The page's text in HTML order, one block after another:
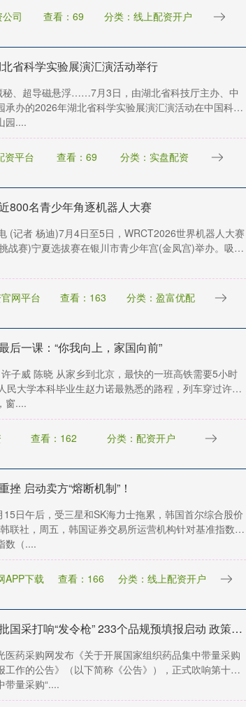
司 查看：69 分类：线上配资开户
省科学实验展演汇演活动举行
秘、超导磁悬浮……7月3日，由湖北省科技厅主办、中
承办的2026年湖北省科学实验展演汇演活动在中国科学
园....
资平台 查看：69 分类：实盘配资
800名青少年角逐机器人大赛
(记者 杨迪)7月4日至5日，WRCT2026世界机器人大赛
战赛)宁夏选拔赛在银川市青少年宫(金凤宫)举办。吸引
网平台 查看：163 分类：盈富优配
后一课：“你我向上，家国向前”
子威 陈晓 从家乡到北京，最快的一班高铁需要5小时
民大学本科毕业生赵力诺最熟悉的路程，列车穿过许多
窗....
查看：162 分类：配资开户
挫 启动卖方“熔断机制”！
15日午后，受三星和SK海力士拖累，韩国首尔综合股价
联社，周五，韩国证券交易所运营机构针对基准指数
（....
APP下载 查看：166 分类：线上配资开户
掌上世界 第十二批国采打响“发令枪” 233个品规预填报启动 政策组合拳下药企博弈反内卷新局
医药采购网发布《关于开展国家组织药品集中带量采购
工作的公告》（以下简称《公告》），正式吹响第十二
带量采购“....
北证50 1134.24 11.37 1.01%